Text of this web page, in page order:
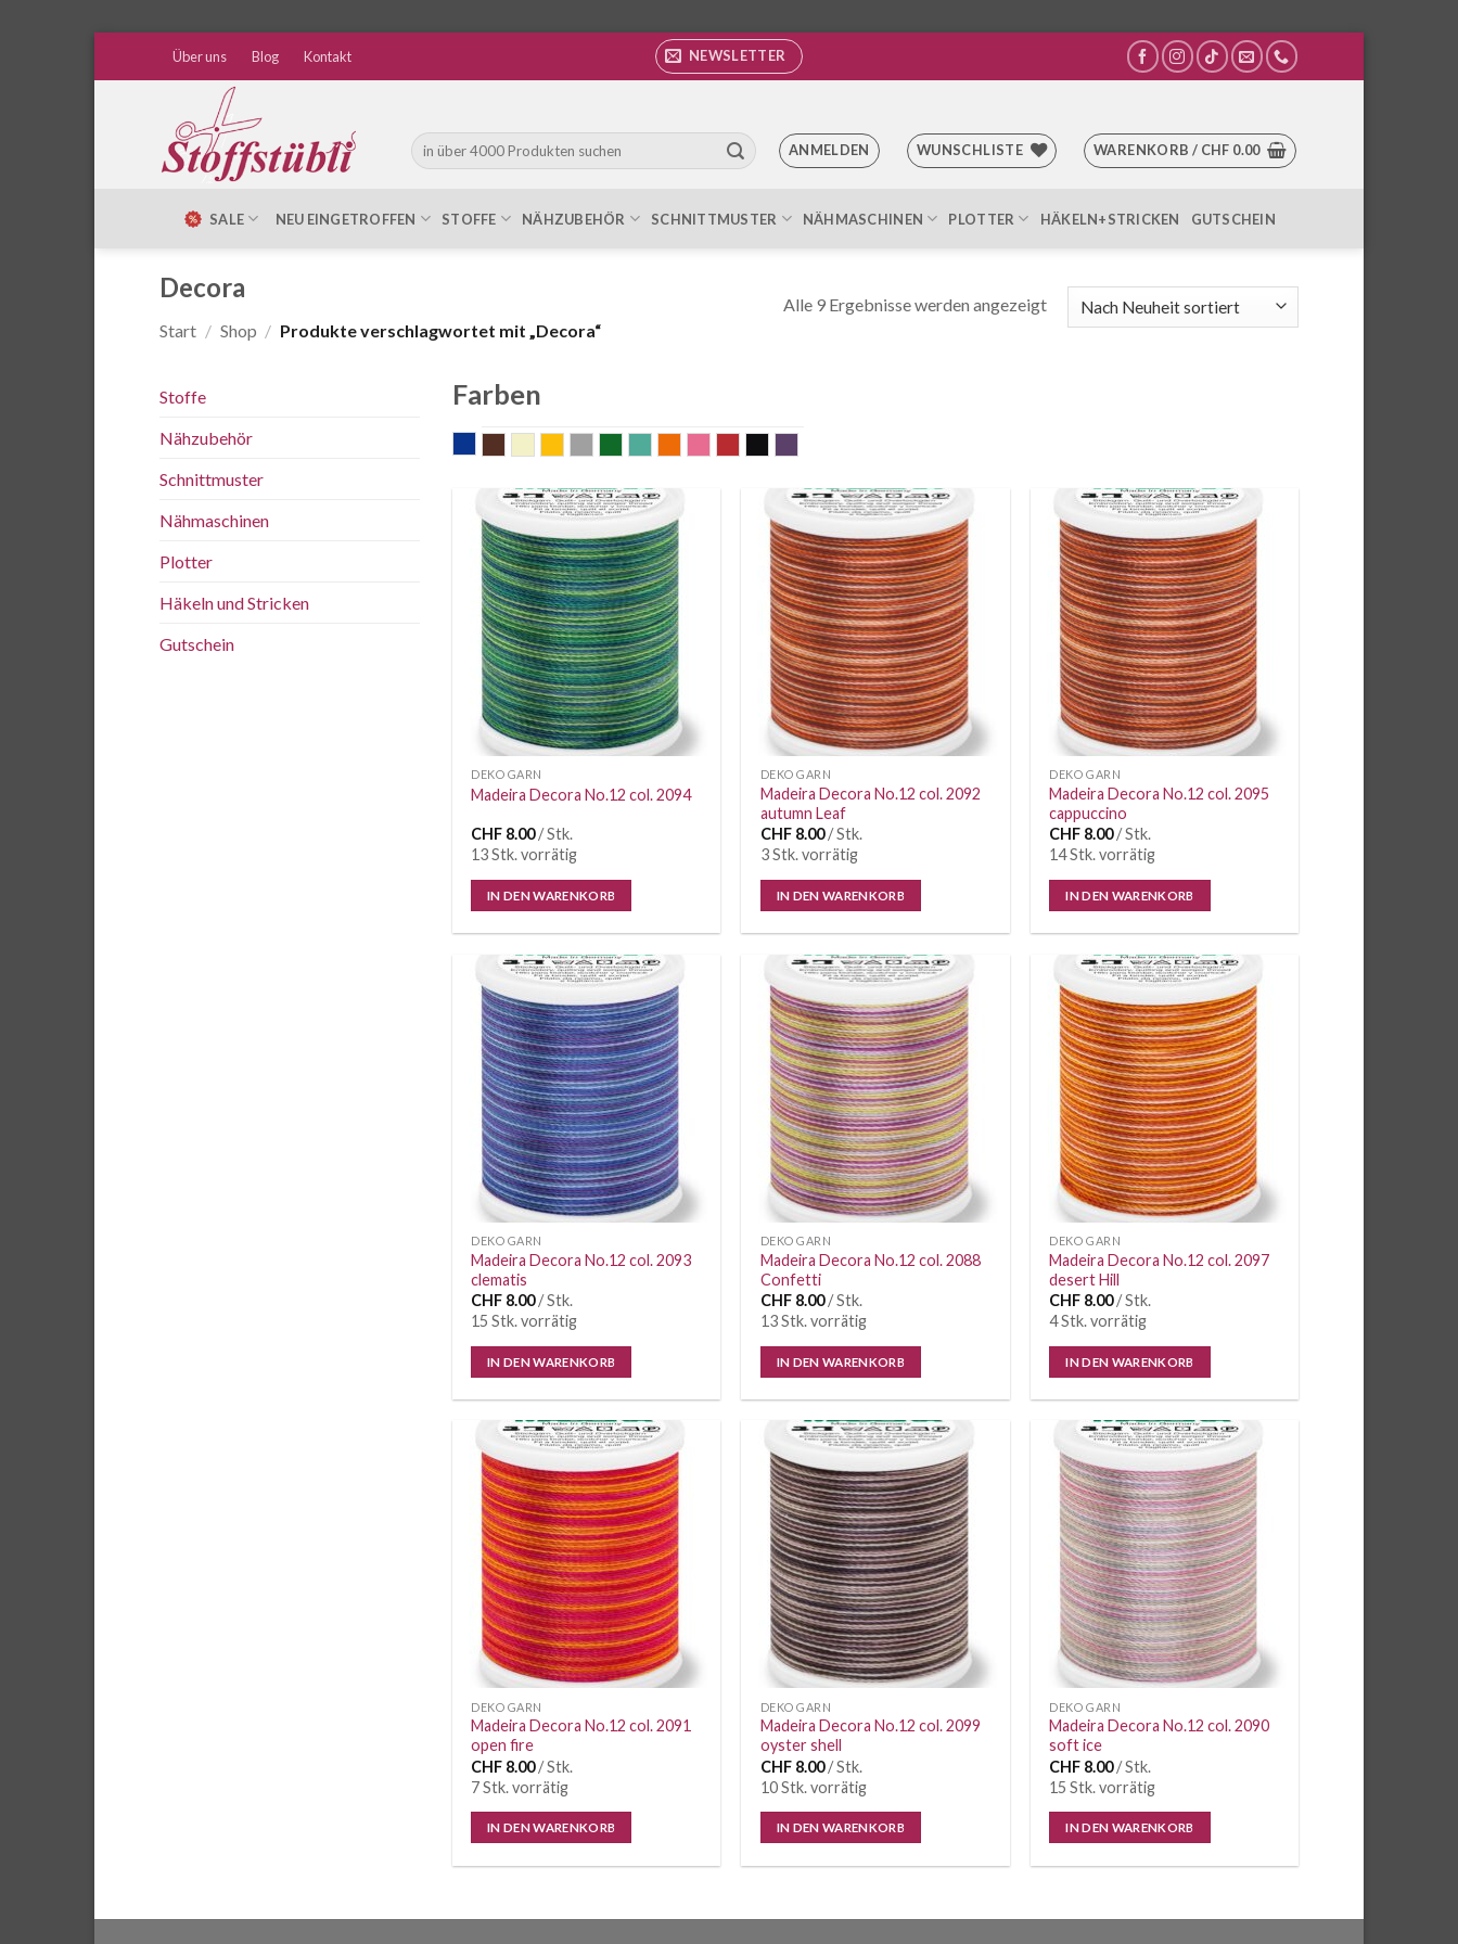
Über uns Blog Kontakt NEWSLETTER
Suche
nach:
ANMELDEN WUNSCHLISTE WARENKORB / CHF 0.00
SALE NEU EINGETROFFEN STOFFE NÄHZUBEHÖR SCHNITTMUSTER NÄHMASCHINEN PLOTTER HÄKELN+STRICKEN GUTSCHEIN
Decora
Start / Shop / Produkte verschlagwortet mit „Decora“
Alle 9 Ergebnisse werden angezeigtNach
Aktualität
Stoffe
Nähzubehör
Schnittmuster
Nähmaschinen
Plotter
Häkeln und Stricken
Gutschein
Farben
Auf die
Wunschliste
DEKO GARN
Madeira Decora No.12 col. 2094
CHF 8.00/ Stk.
13 Stk. vorrätig
IN DEN WARENKORB
Auf die
Wunschliste
DEKO GARN
Madeira Decora No.12 col. 2092
autumn Leaf
CHF8.00/ Stk.
3 Stk. vorrätig
IN DEN WARENKORB
Auf die
Wunschliste
DEKO GARN
Madeira Decora No.12 col. 2095
cappuccino
CHF 8.00/ Stk.
14 Stk. vorrätig
IN DEN WARENKORB
Auf die
Wunschliste
DEKO GARN
Madeira Decora No.12 col. 2093
clematis
CHF 8.00/ Stk.
15 Stk. vorrätig
IN DEN WARENKORB
Auf die
Wunschliste
DEKO GARN
Madeira Decora No.12 col. 2088
Confetti
CHF8.00/ Stk.
13 Stk. vorrätig
IN DEN WARENKORB
Auf die
Wunschliste
DEKO GARN
Madeira Decora No.12 col. 2097
desert Hill
CHF 8.00/ Stk.
4 Stk. vorrätig
IN DEN WARENKORB
Auf die
Wunschliste
DEKO GARN
Madeira Decora No.12 col. 2091
open fire
CHF 8.00/ Stk.
7 Stk. vorrätig
IN DEN WARENKORB
Auf die
Wunschliste
DEKO GARN
Madeira Decora No.12 col. 2099
oyster shell
CHF8.00/ Stk.
10 Stk. vorrätig
IN DEN WARENKORB
Auf die
Wunschliste
DEKO GARN
Madeira Decora No.12 col. 2090
soft ice
CHF 8.00/ Stk.
15 Stk. vorrätig
IN DEN WARENKORB